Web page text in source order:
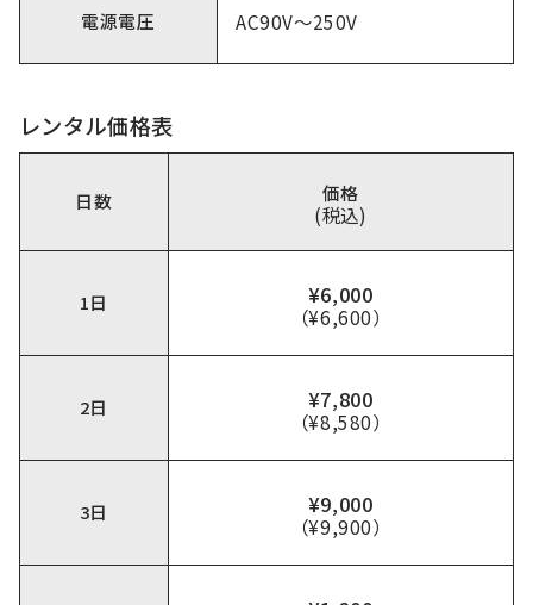
電源電圧 AC90V～250V
レンタル価格表
日数 価格
(税込)
1日 ¥6,000
（¥6,600）
2日 ¥7,800
（¥8,580）
3日 ¥9,000
（¥9,900）